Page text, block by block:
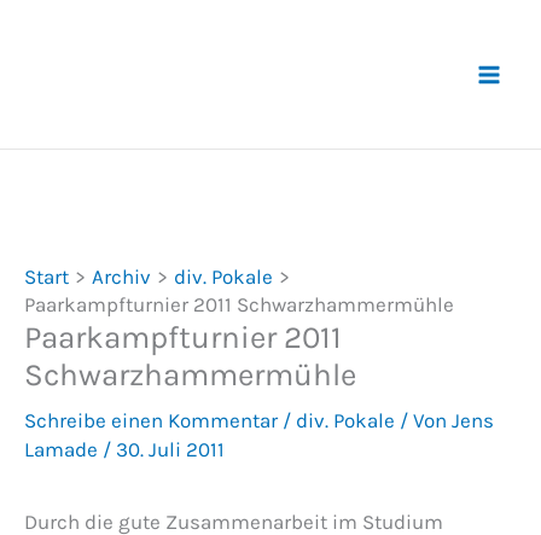
Start Archiv
div. Pokale
Paarkampfturnier 2011 Schwarzhammermühle
Paarkampfturnier 2011
Schwarzhammermühle
Schreibe einen Kommentar / div. Pokale / Von Jens
Lamade / 30. Juli 2011
Durch die gute Zusammenarbeit im Studium